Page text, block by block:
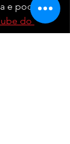
e podem
do